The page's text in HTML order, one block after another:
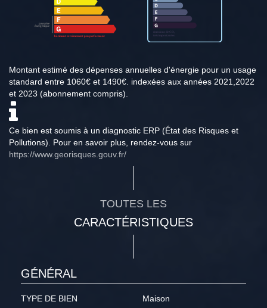
Montant estimé des dépenses annuelles d'énergie pour un usage
standard entre 1060€ et 1490€. indexées aux années 2021,2022
et 2023 (abonnement compris).
Ce bien est soumis à un diagnostic ERP (État des Risques et
Pollutions). Pour en savoir plus, rendez-vous sur
https://www.georisques.gouv.fr/
TOUTES LES
CARACTÉRISTIQUES
GÉNÉRAL
TYPE DE BIEN
Maison